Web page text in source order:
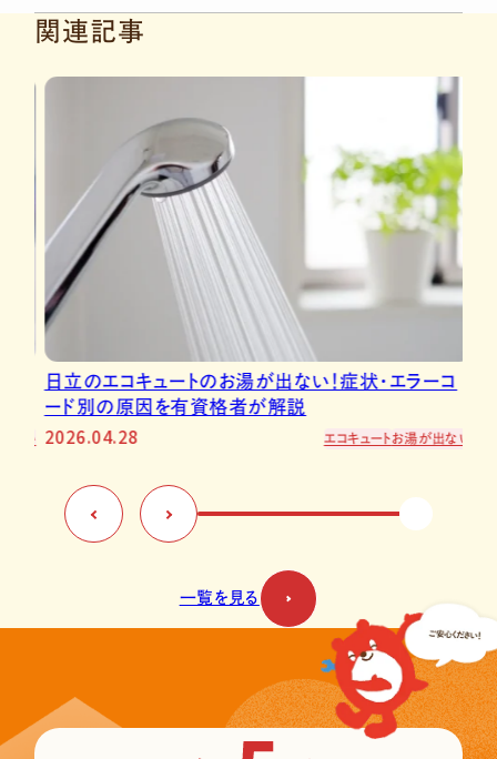
7月(2)
1月 (7)
12月(5)
関連記事
トのお湯が出ない！症状・エラーコ
有資格者が解説
ダイキンのエコキュー
2026.08.03
一覧を見る